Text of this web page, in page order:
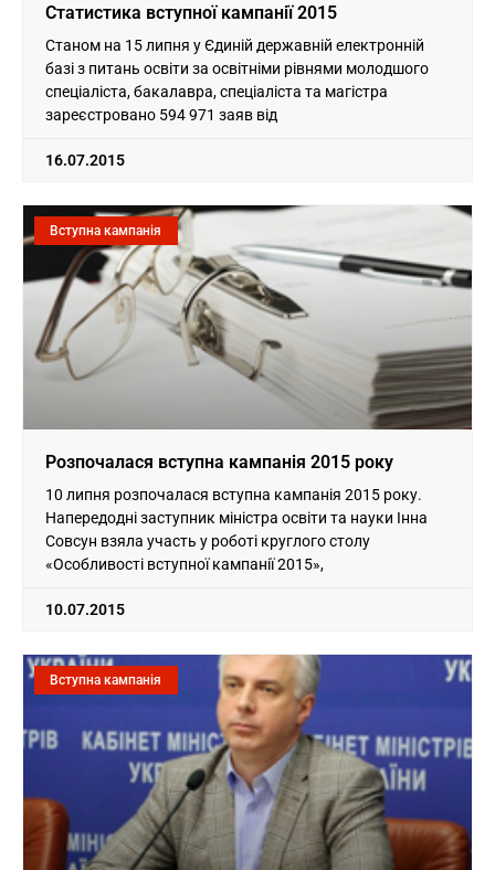
Статистика вступної кампанії 2015
Станом на 15 липня у Єдиній державній електронній
базі з питань освіти за освітніми рівнями молодшого
спеціаліста, бакалавра, спеціаліста та магістра
зареєстровано 594 971 заяв від
16.07.2015
Вступна кампанія
Розпочалася вступна кампанія 2015 року
10 липня розпочалася вступна кампанія 2015 року.
Напередодні заступник міністра освіти та науки Інна
Совсун взяла участь у роботі круглого столу
«Особливості вступної кампанії 2015»,
10.07.2015
Вступна кампанія